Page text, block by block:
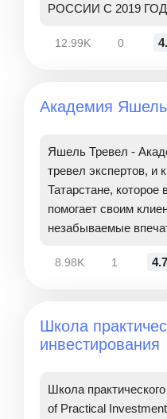
РОССИИ С 2019
12.99K 0
Академия
Яшель Тревел -
тревел экспертов, и
Татарстане, которое
помогает своим
незабываемые
8.98K 1 4.7
Школа
инвестирования
Школа
of Practical